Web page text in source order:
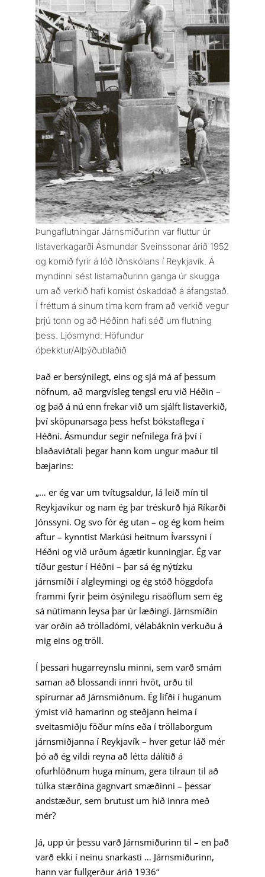
Þungaflutningar Járnsmiðurinn var fluttur úr
listaverkagarði Ásmundar Sveinssonar árið 1952
og komið fyrir á lóð Iðnskólans í Reykjavík. Á
myndinni sést listamaðurinn ganga úr skugga
um að verkið hafi komist óskaddað á áfangstað.
Í fréttum á sínum tíma kom fram að verkið vegur
þrjú tonn og að Héðinn hafi séð um flutning
þess. Ljósmynd: Höfundur
óþekktur/Alþýðublaðið
Það er bersýnilegt, eins og sjá má af þessum
nöfnum, að margvísleg tengsl eru við Héðin –
og það á nú enn frekar við um sjálft listaverkið,
því sköpunarsaga þess hefst bókstaflega í
Héðni. Ásmundur segir nefnilega frá því í
blaðaviðtali þegar hann kom ungur maður til
bæjarins:
„… er ég var um tvítugsaldur, lá leið mín til
Reykjavíkur og nam ég þar tréskurð hjá Ríkarði
Jónssyni. Og svo fór ég utan – og ég kom heim
aftur – kynntist Markúsi heitnum Ívarssyni í
Héðni og við urðum ágætir kunningjar. Ég var
tíður gestur í Héðni – þar sá ég nýtízku
járnsmíði í algleymingi og ég stóð höggdofa
frammi fyrir þeim ósýnilegu risaöflum sem ég
sá nútímann leysa þar úr læðingi. Járnsmíðin
var orðin að trölladómi, vélabáknin verkuðu á
mig eins og tröll.
Í þessari hugarreynslu minni, sem varð smám
saman að blossandi innri hvöt, urðu til
spírurnar að Járnsmiðnum. Ég lifði í huganum
ýmist við hamarinn og steðjann heima í
sveitasmiðju föður míns eða í tröllaborgum
járnsmiðjanna í Reykjavík – hver getur láð mér
þó að ég vildi reyna að létta dálítið á
ofurhlöðnum huga mínum, gera tilraun til að
túlka stærðina gagnvart smæðinni – þessar
andstæður, sem brutust um hið innra með
mér?
Já, upp úr þessu varð Járnsmiðurinn til – en það
varð ekki í neinu snarkasti … Járnsmiðurinn,
hann var fullgerður árið 1936“